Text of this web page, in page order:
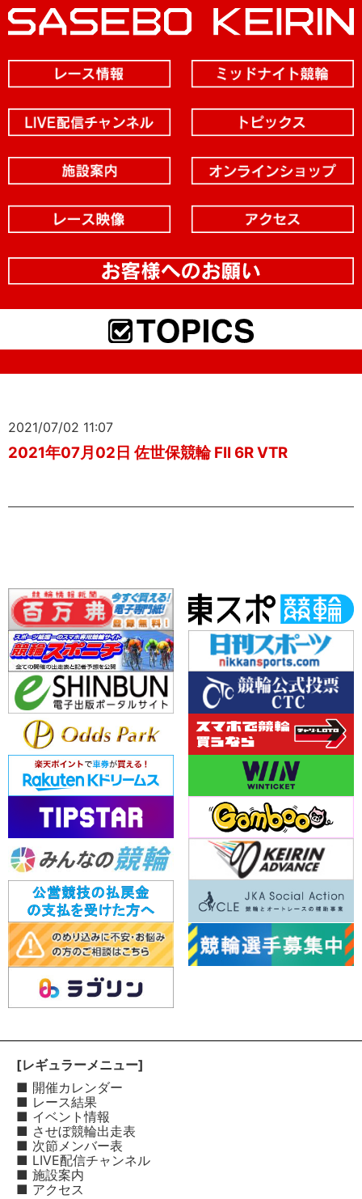
2021/07/02 11:07
2021年07月02日 佐世保競輪 FII 6R VTR
[レギュラーメニュー]
■ 開催カレンダー
■ レース結果
■ イベント情報
■ させぼ競輪出走表
■ 次節メンバー表
■ LIVE配信チャンネル
■ 施設案内
■ アクセス